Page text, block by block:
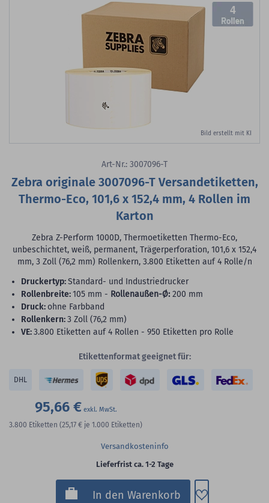
Bild erstellt mit KI
4
Art-Nr.: 3007096-T
Zebra originale 3007096-T Versandetiketten,
Thermo-Eco, 101,6 x 152,4 mm, 4 Rollen im
Karton
Zebra Z-Perform 1000D, Thermoetiketten Thermo-Eco,
unbeschichtet, weiß, permanent, Trägerperforation, 101,6 x 152,4
mm, 3 Zoll (76,2 mm) Rollenkern, 3.800 Etiketten auf 4 Rolle/n
Druckertyp:Standard- und Industriedrucker
Rollenbreite:105 mm - Rollenaußen-Ø: 200 mm
Druck: ohne Farbband
Rollenkern:3 Zoll (76,2 mm)
VE:3.800 Etiketten auf 4 Rollen - 950 Etiketten pro Rolle
Etikettenformat geeignet für:
DHL
95,66 €
3.800 Etiketten (25,17 € je 1.000 Etiketten)
Versandkosteninfo
Lieferfrist ca. 1-2 Tage
In den Warenkorb Zum